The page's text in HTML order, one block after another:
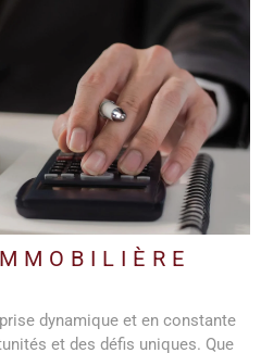
dynamique et en constante
et des défis uniques. Que